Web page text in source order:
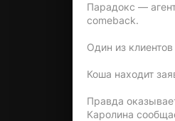
Парадокс —
comeback.
Один из
Коша находит
Правда
Каролина